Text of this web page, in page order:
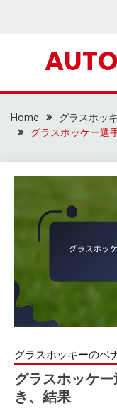
Home
グラスホッ
グラスホッケー選
グラスホッキーのペ
グラスホッケ
き、結果